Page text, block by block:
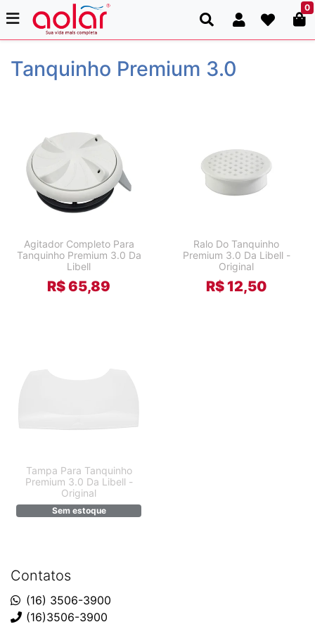
0
Tanquinho Premium 3.0
Agitador Completo Para
Tanquinho Premium 3.0 Da
Libell
R$ 65,89
Ralo Do Tanquinho
Premium 3.0 Da Libell -
Original
R$ 12,50
Tampa Para Tanquinho
Premium 3.0 Da Libell -
Original
Sem estoque
Contatos
(16) 3506-3900
(16)3506-3900